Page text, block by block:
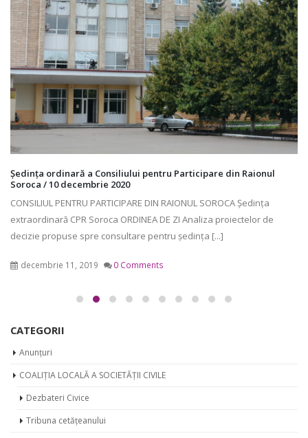
Ședința ordinară a Consiliului pentru Participare din Raionul
Soroca / 10 decembrie 2020
CONSILIUL PENTRU PARTICIPARE DIN RAIONUL SOROCA Ședința
extraordinară CPR Soroca ORDINEA DE ZI Analiza proiectelor de
decizie propuse spre consultare pentru ședința [...]
decembrie 11, 2019 0 Comments
CATEGORII
Anunțuri
COALIȚIA LOCALĂ A SOCIETĂȚII CIVILE
Dezbateri Civice
Tribuna cetățeanului